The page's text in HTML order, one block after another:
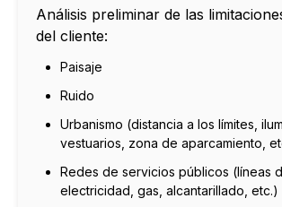
Análisis preliminar de las
del cliente:
Paisaje
Ruido
Urbanismo (distancia a los límites,
vestuarios, zona de aparcamiento,
Redes de servicios públicos (líneas
electricidad, gas, alcantarillado, etc.)